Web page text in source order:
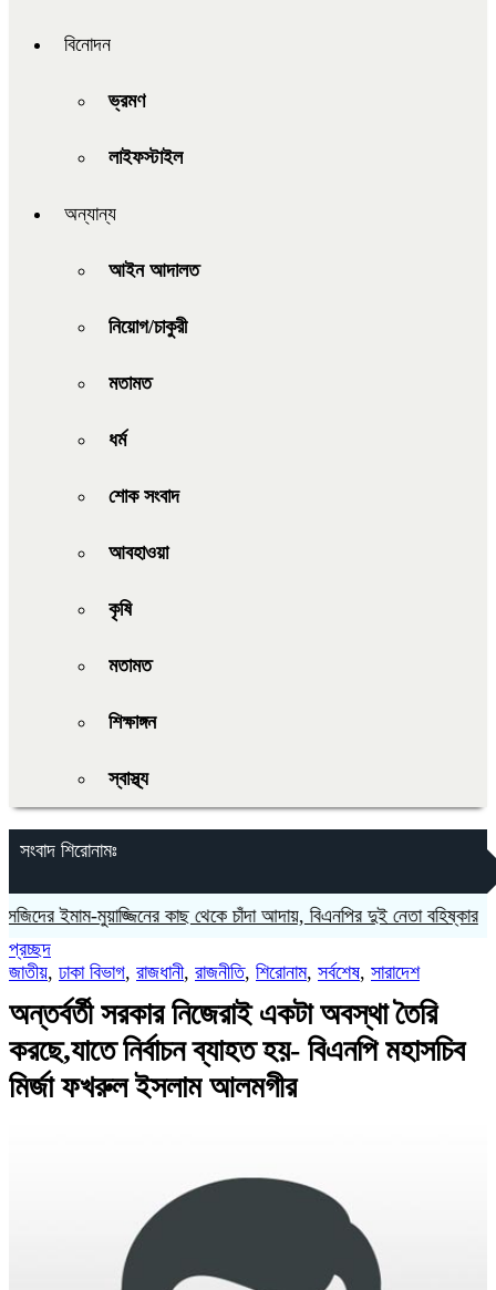
বিনোদন
ভ্রমণ
লাইফস্টাইল
অন্যান্য
আইন আদালত
নিয়োগ/চাকুরী
মতামত
ধর্ম
শোক সংবাদ
আবহাওয়া
কৃষি
মতামত
শিক্ষাঙ্গন
স্বাস্থ্য
সংবাদ শিরোনামঃ
ইমাম-মুয়াজ্জিনের কাছ থেকে চাঁদা আদায়, বিএনপির দুই নেতা বহিষ্কার ‎লাল
প্রচ্ছদ
জাতীয়, ঢাকা বিভাগ, রাজধানী, রাজনীতি, শিরোনাম, সর্বশেষ, সারাদেশ
অন্তর্বর্তী সরকার নিজেরাই একটা অবস্থা তৈরি
করছে,যাতে নির্বাচন ব্যাহত হয়- বিএনপি মহাসচিব
মির্জা ফখরুল ইসলাম আলমগীর